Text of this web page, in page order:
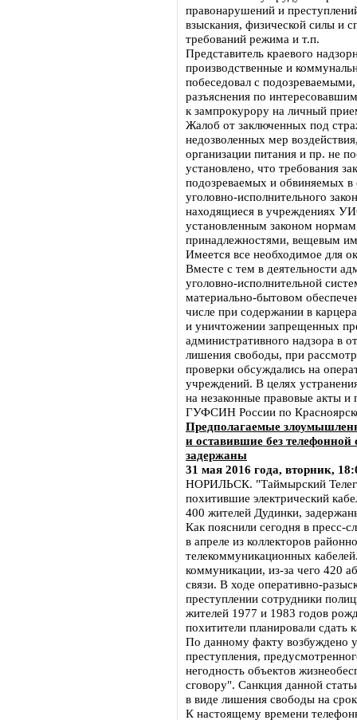
правонарушений и
взыскания, физической силы и
требований режима и т.п.
Представитель краевого
производственные и
побеседовал с
разъяснения по
к зампрокурору на личный
Жалоб от заключенных под
недозволенных мер
организации питания и пр. не
установлено, что требования
подозреваемых и обвиняемых в
уголовно-исполнительного
находящиеся в учреждениях
установленным законом
принадлежностями, вещевым
Имеется все необходимое для
Вместе с тем в деятельности
уголовно-исполнительной
материально-бытовом
числе при содержании в
и уничтожении запрещенных
административного надзора в
лишения свободы, при
проверки обсуждались на
учреждений. В целях
на незаконные правовые акты и
ГУФСИН России по
Предполагаемые
и оставившие без телефонной
задержаны
31 мая 2016 года, вторник,
НОРИЛЬСК. "Таймырский
похитившие электрический
400 жителей Дудинки,
Как пояснили сегодня в
в апреле из коллекторов
телекоммуникационных
коммуникации, из-за чего 420
связи. В ходе оперативно-
преступлении сотрудники
жителей 1977 и 1983 годов
похитители планировали сдать
По данному факту возбуждено
преступления,
негодность объектов
сговору". Санкция данной
в виде лишения свободы на
К настоящему времени